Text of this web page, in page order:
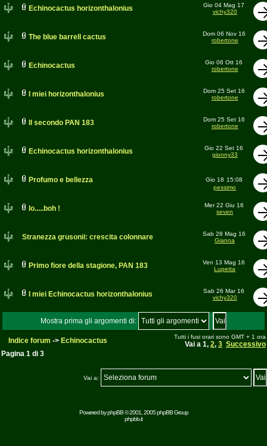
Echinocactus horizonthalonius
Gio 04 Mag 17
vichy320
The blue barrell cactus
Dom 06 Nov 16
robertone
Echinocactus
Gio 06 Ott 16
robertone
I miei horizonthalonius
Dom 25 Set 16
robertone
Il secondo PAN 183
Dom 25 Set 16
robertone
Echinocactus horizonthalonius
Gio 22 Set 16
gionny33
Profumo e bellezza Gio 18 15:08
pessimo
Io.....boh !
Mer 22 Giu 16
seven
Stranezza grusonii: crescita colonnare
Sab 28 Mag 16
Gianna
Primo fiore della stagione, PAN 183
Ven 13 Mag 16
Lupetta
I miei Echinocactus horizonthalonius
Sab 26 Mar 16
vichy320
Mostra prima gli argomenti di:
Indice forum -> Echinocactus Tutti i fusi orari sono GMT + 1 ora
Vai a 1, 2, 3 Successivo
Pagina 1 di 3
Vai a:
Powered byphpBB© 2001, 2005 phpBB Group
phpbb.it